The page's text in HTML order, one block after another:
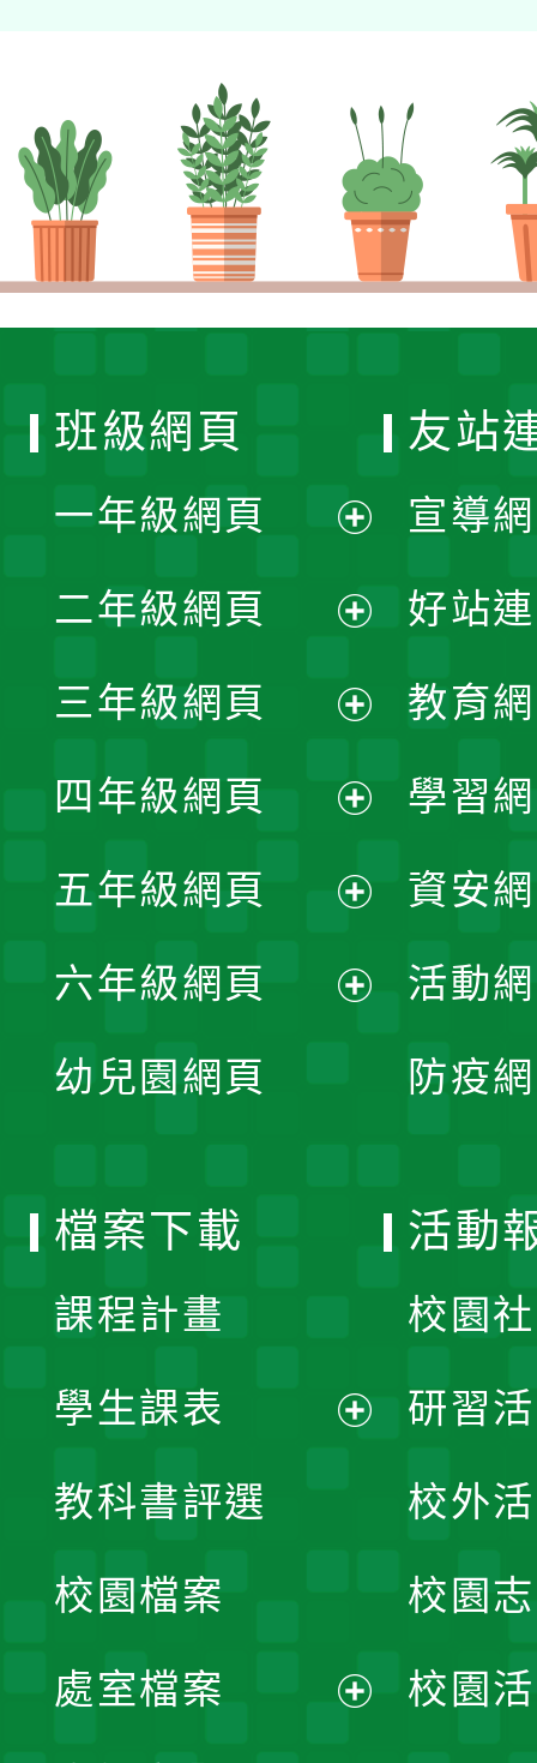
班級網頁
一年級網頁
開
選
單
二年級網頁
開
選
單
三年級網頁
開
選
單
四年級網頁
開
選
五年級網頁
開
六年級網頁
幼兒園網頁
友站
宣導
好站
教育
學習
資安
活動
防疫
檔案下載
課程計畫
學生課表
單
教科書評選
校園檔案
處室檔案
活動
校園
研習
校外
校園
校園